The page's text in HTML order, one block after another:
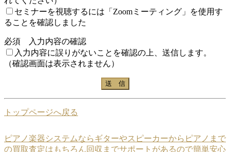
セミナーを視聴するには「Zoomミーティング」を使用す
ることを確認しました
必須 入力内容の確認
入力内容に誤りがないことを確認の上、送信します。
（確認画面は表示されません）
トップページへ戻る
ピアノ楽器システムならギターやスピーカーからピアノまで
の買取査定はもちろん回収までサポートがあるので簡単安心